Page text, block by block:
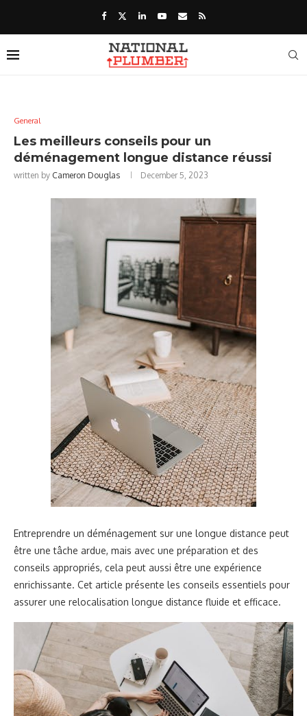
General
Les meilleurs conseils pour un
déménagement longue distance réussi
written by Cameron Douglas December 5, 2023
Entreprendre un déménagement sur une longue distance peut
être une tâche ardue, mais avec une préparation et des
conseils appropriés, cela peut aussi être une expérience
enrichissante. Cet article présente les conseils essentiels pour
assurer une relocalisation longue distance fluide et efficace.